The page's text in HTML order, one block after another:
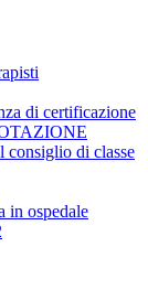
di certificazione
consiglio di classe
in ospedale